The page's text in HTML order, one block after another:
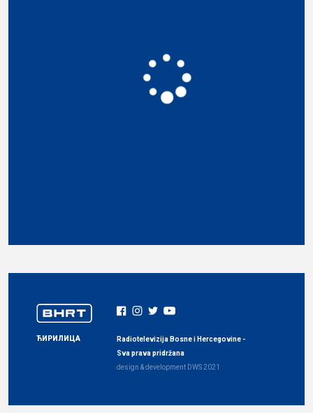
ЋИРИЛИЦА
Radiotelevizija Bosne i Hercegovine -
Sva prava pridržana
design & development DWS2021